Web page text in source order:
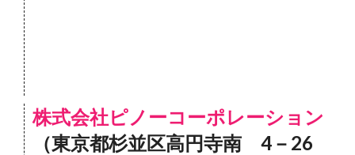
株式会社ピノーコーポレーション
（東京都杉並区高円寺南 4－26